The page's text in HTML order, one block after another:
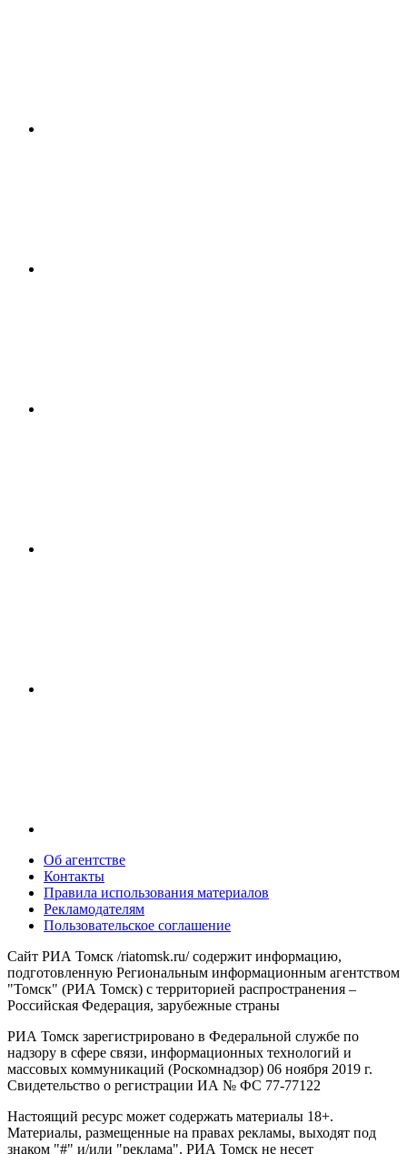
Об агентстве
Контакты
Правила использования материалов
Рекламодателям
Пользовательское соглашение
Сайт РИА Томск /riatomsk.ru/ содержит информацию,
подготовленную Региональным информационным агентством
"Томск" (РИА Томск) с территорией распространения –
Российская Федерация, зарубежные страны
РИА Томск зарегистрировано в Федеральной службе по
надзору в сфере связи, информационных технологий и
массовых коммуникаций (Роскомнадзор) 06 ноября 2019 г.
Свидетельство о регистрации ИА № ФС 77-77122
Настоящий ресурс может содержать материалы 18+.
Материалы, размещенные на правах рекламы, выходят под
знаком "#" и/или "реклама". РИА Томск не несет